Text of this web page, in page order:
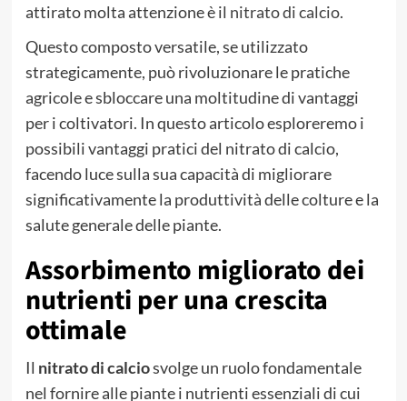
attirato molta attenzione è il nitrato di calcio.
Questo composto versatile, se utilizzato
strategicamente, può rivoluzionare le pratiche
agricole e sbloccare una moltitudine di vantaggi
per i coltivatori. In questo articolo esploreremo i
possibili vantaggi pratici del nitrato di calcio,
facendo luce sulla sua capacità di migliorare
significativamente la produttività delle colture e la
salute generale delle piante.
Assorbimento migliorato dei
nutrienti per una crescita
ottimale
Il nitrato di calciosvolge un ruolo fondamentale
nel fornire alle piante i nutrienti essenziali di cui